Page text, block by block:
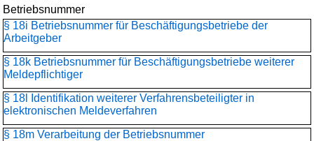
Betriebsnummer
§ 18i Betriebsnummer für Beschäftigungsbetriebe der
Arbeitgeber
§ 18k Betriebsnummer für Beschäftigungsbetriebe weiterer
Meldepflichtiger
§ 18l Identifikation weiterer Verfahrensbeteiligter in
elektronischen Meldeverfahren
§ 18m Verarbeitung der Betriebsnummer